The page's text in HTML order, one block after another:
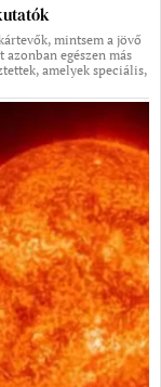
mintsem a jövő
egészen más
amelyek speciális,